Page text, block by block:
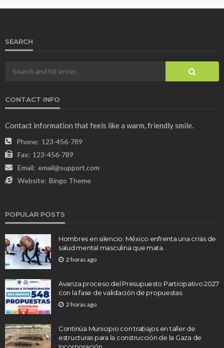
SEARCH
CONTACT INFO
Contact information that feels like a warm, friendly smile.
Phone: 123-456-789
Fax: 123-456-789
Email: email@support.com
Website: Bingo Theme
POPULAR POSTS
Hombres en silencio: México enfrenta una crisis de
salud mental masculina que mata.
2 horas ago
Avanza proceso del Presupuesto Participativo 2027
con la fase de validación de propuestas.
2 horas ago
Continúa Municipio con trabajos en taller de
estructuras para la construcción de la Gaza de